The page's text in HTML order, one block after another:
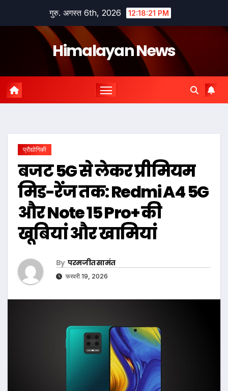
गुरु. अगस्त 6th, 2026 12:18:22 PM
Himalayan News
प्रौद्योगिकी
बजट 5G से लेकर प्रीमियम
मिड-रेंज तक: Redmi A4 5G
और Note 15 Pro+ की
खूबियां और खामियां
By परमजीत सामंत
फरवरी 19, 2026